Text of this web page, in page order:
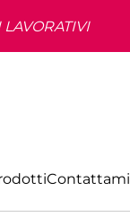
Contattami